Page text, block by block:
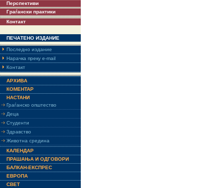
Перспективи
Граѓански практики
Контакт
ПЕЧАТЕНО ИЗДАНИЕ
Последно издание
Нарачка преку e-mail
Контакт
АРХИВА
КОМЕНТАР
НАСТАНИ
Граѓанско општество
Деца
Студенти
Здравство
Животна средина
КАЛЕНДАР
ПРАШАЊА И ОДГОВОРИ
БАЛКАН-ЕКСПРЕС
ЕВРОПА
СВЕТ